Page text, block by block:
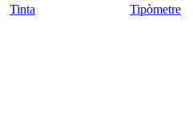
Tinta Tipòmetre